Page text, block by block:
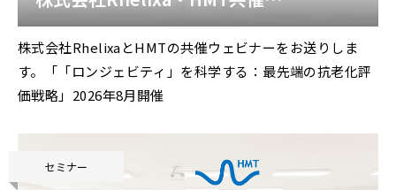
「「ロンジェビティ」を科学する：最先
端の抗老化評価戦略」
株式会社RhelixaとHMTの共催ウェビナーをお送りしま
す。「「ロンジェビティ」を科学する：最先端の抗老化評
価戦略」2026年8月開催
セミナー